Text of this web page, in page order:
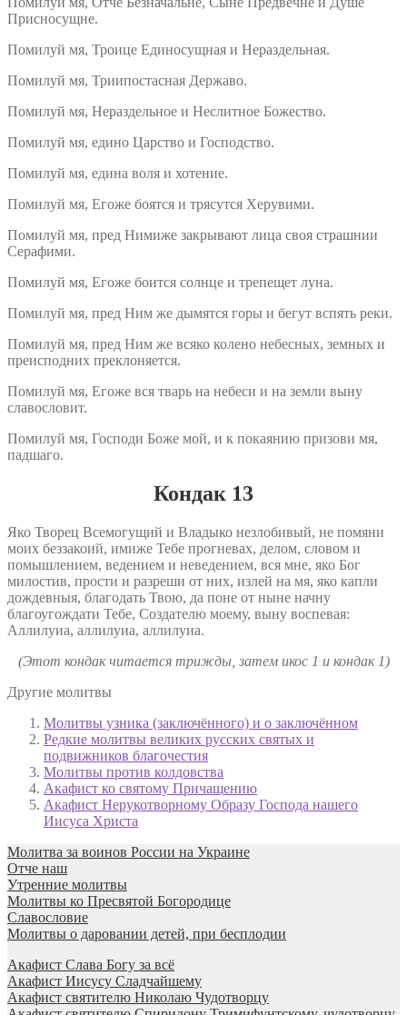
Присносущне.
Помилуй мя, Троице Единосущная и Нераздельная.
Помилуй мя, Триипостасная Державо.
Помилуй мя, Нераздельное и Неслитное Божество.
Помилуй мя, едино Царство и Господство.
Помилуй мя, едина воля и хотение.
Помилуй мя, Егоже боятся и трясутся Херувими.
Помилуй мя, пред Нимиже закрывают лица своя страшнии
Серафими.
Помилуй мя, Егоже боится солнце и трепещет луна.
Помилуй мя, пред Ним же дымятся горы и бегут вспять реки.
Помилуй мя, пред Ним же всяко колено небесных, земных и
преисподних преклоняется.
Помилуй мя, Егоже вся тварь на небеси и на земли выну
славословит.
Помилуй мя, Господи Боже мой, и к покаянию призови мя,
падшаго.
Кондак 13
Яко Творец Всемогущий и Владыко незлобивый, не помяни
моих беззакоий, имиже Тебе прогневах, делом, словом и
помышлением, ведением и неведением, вся мне, яко Бог
милостив, прости и разреши от них, излей на мя, яко капли
дождевныя, благодать Твою, да поне от ныне начну
благоугождати Тебе, Создателю моему, выну воспевая:
Аллилуиа, аллилуиа, аллилуиа.
(Этот кондак читается трижды, затем икос 1 и кондак 1)
Другие молитвы
Молитвы узника (заключённого) и о заключённом
Редкие молитвы великих русских святых и
подвижников благочестия
Молитвы против колдовства
Акафист ко святому Причащению
Акафист Нерукотворному Образу Господа нашего
Иисуса Христа
Молитва за воинов России на Украине
Отче наш
Утренние молитвы
Молитвы ко Пресвятой Богородице
Славословие
Молитвы о даровании детей, при бесплодии
Акафист Слава Богу за всё
Акафист Иисусу Сладчайшему
Акафист святителю Николаю Чудотворцу